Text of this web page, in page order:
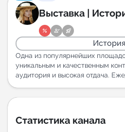
Каталог каналов
Каталог ботов
Горящие предложения
Индекс читаемости
Выставка |
История
Одна из популярнейших
уникальным и качественным
аудитория и высокая отдача.
Статистика канала